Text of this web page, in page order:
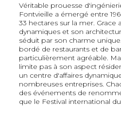
Véritable prouesse
Fontvieille a émergé entre
33 hectares sur la mer. Grace
dynamiques et son
séduit par son charme
bordé de restaurants et de
particulièrement agréable.
limite pas à son aspect
un centre d'affaires
nombreuses entreprises.
des événements de
que le Festival international